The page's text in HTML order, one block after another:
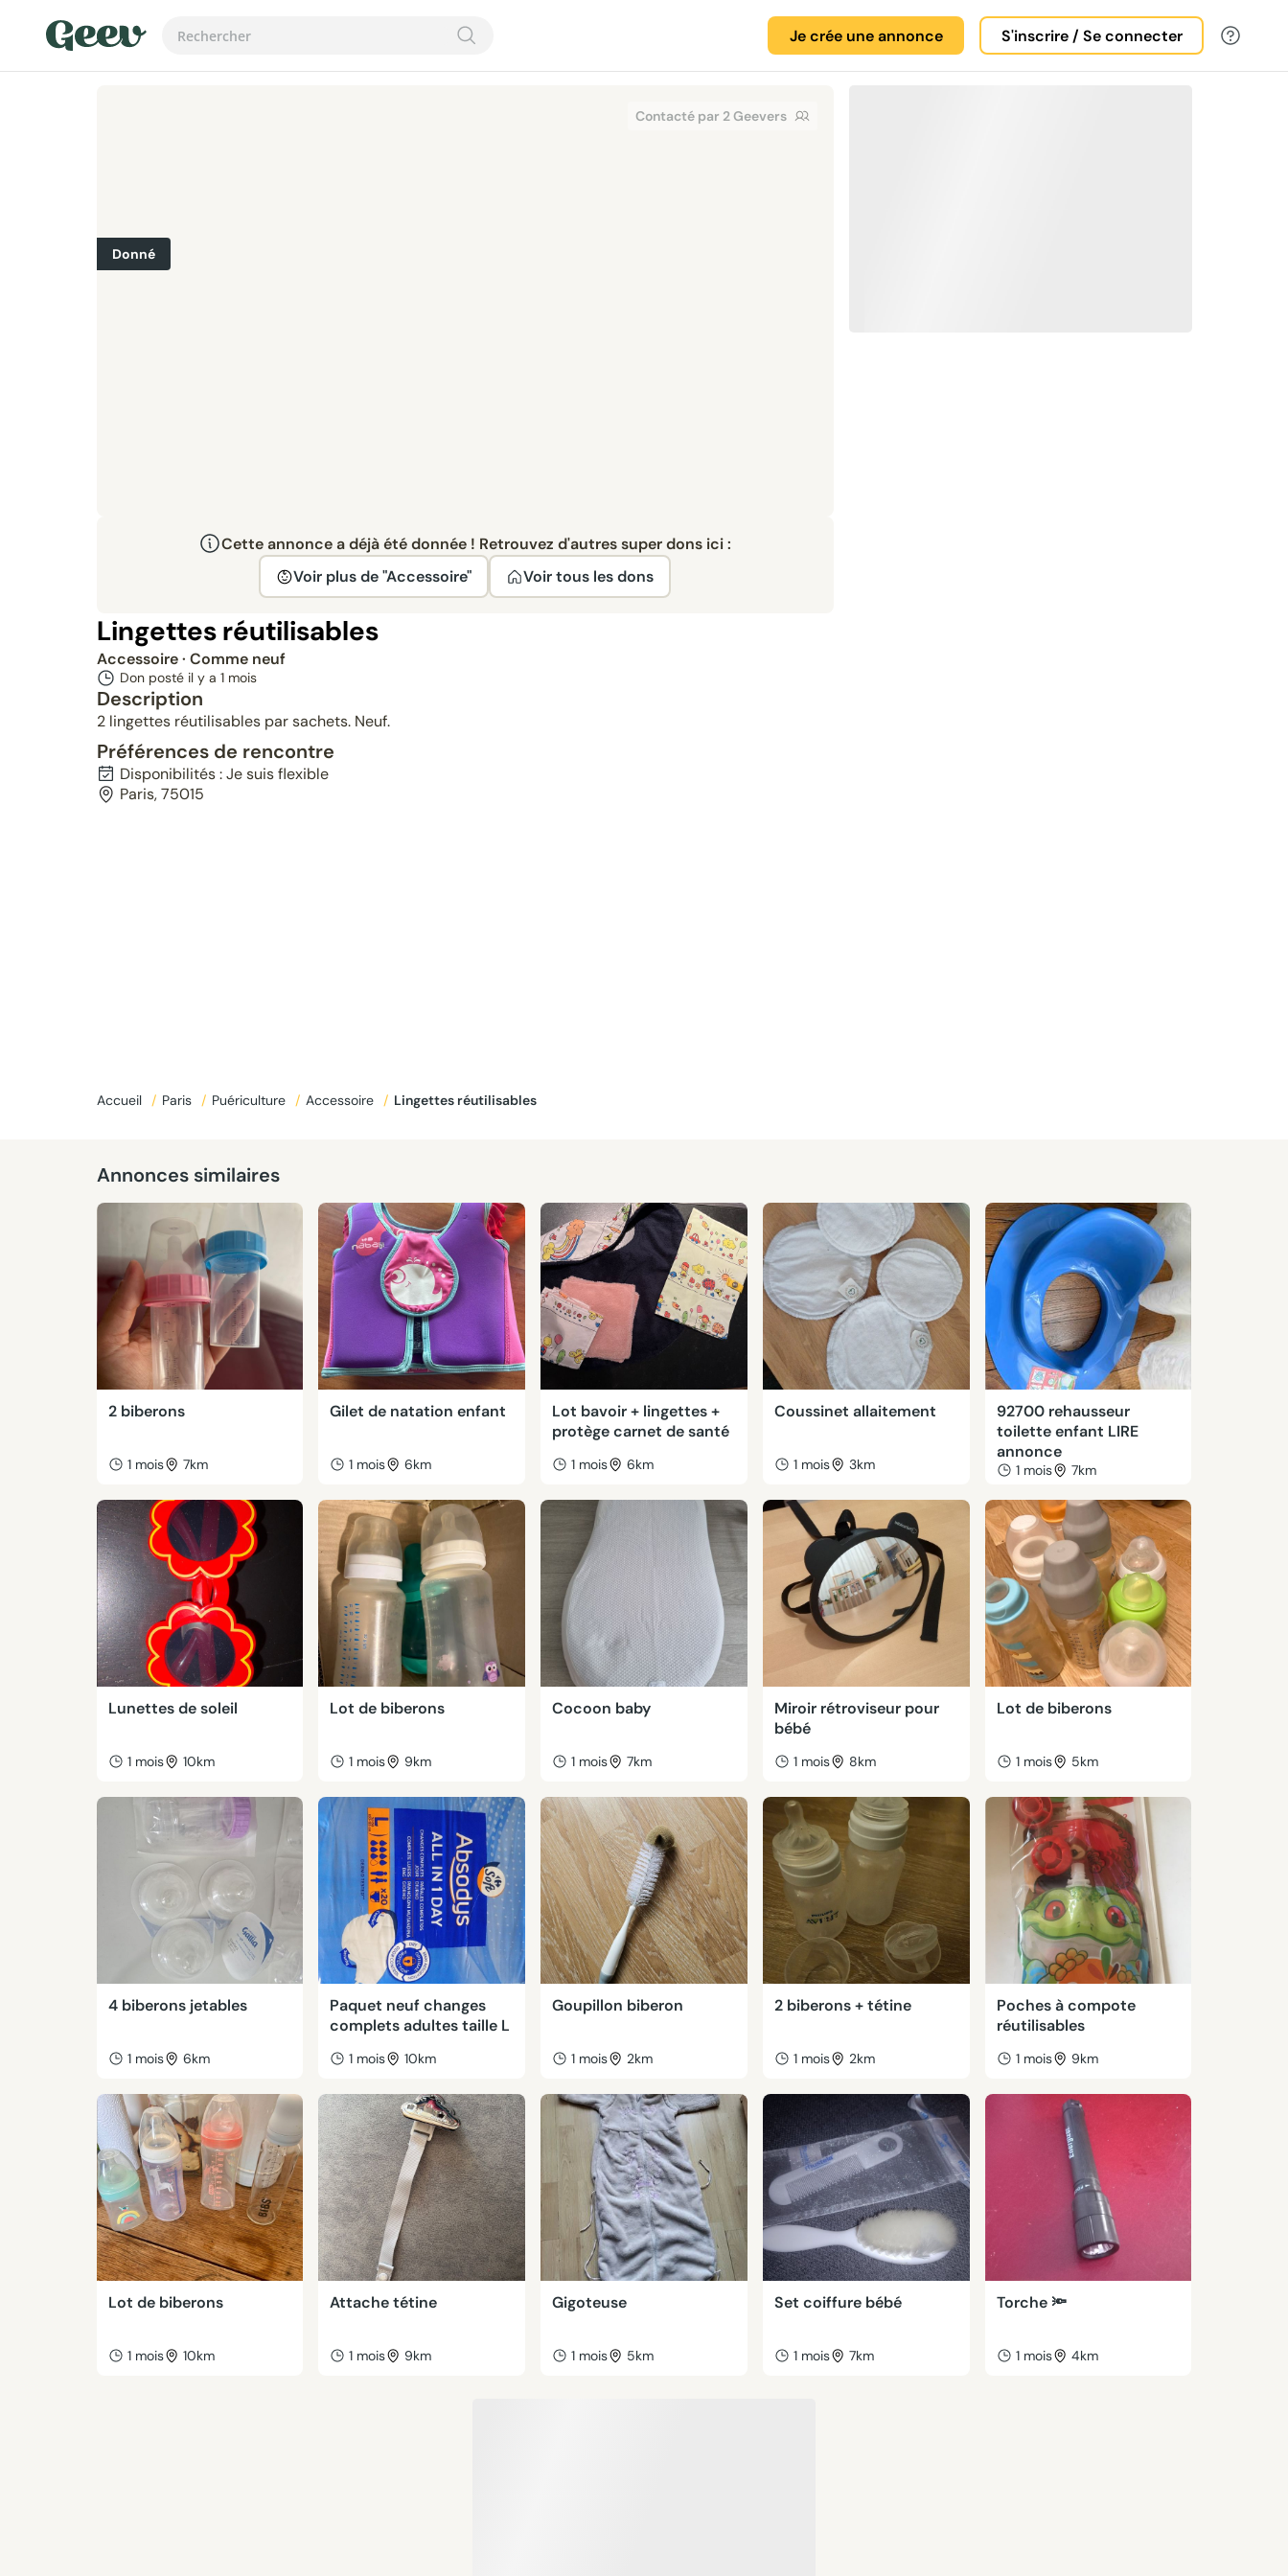
Je crée une annonce S'inscrire / Se connecter
Contacté par 2 Geevers
Donné
Cette annonce a déjà été donnée ! Retrouvez d'autres super dons ici :
Voir plus de "Accessoire"
Voir tous les dons
Lingettes réutilisables
Accessoire· Comme neuf
Don posté il y a 1 mois
Description
2 lingettes réutilisables par sachets. Neuf.
Préférences de rencontre
Disponibilités : Je suis flexible
Paris, 75015
Accueil / Paris / Puériculture / Accessoire / Lingettes réutilisables
Annonces similaires
2 biberons
1 mois 7km
Gilet de natation enfant
1 mois 6km
Lot bavoir + lingettes +
protège carnet de santé
1 mois 6km
Coussinet allaitement
1 mois 3km
92700 rehausseur
toilette enfant LIRE
annonce
1 mois 7km
Lunettes de soleil
1 mois 10km
Lot de biberons
1 mois 9km
Cocoon baby
1 mois 7km
Miroir rétroviseur pour
bébé
1 mois 8km
Lot de biberons
1 mois 5km
4 biberons jetables
1 mois 6km
Paquet neuf changes
complets adultes taille L
1 mois 10km
Goupillon biberon
1 mois 2km
2 biberons + tétine
1 mois 2km
Poches à compote
réutilisables
1 mois 9km
Lot de biberons
1 mois 10km
Attache tétine
1 mois 9km
Gigoteuse
1 mois 5km
Set coiffure bébé
1 mois 7km
Torche 🔦
1 mois 4km